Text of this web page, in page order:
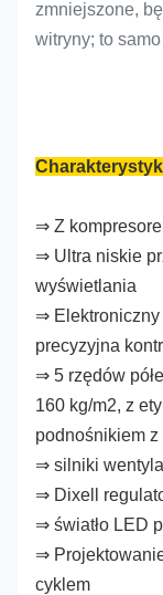
zmniejszone,
witryny; to
⇒ Z
⇒ Ultra niskie
wyświetlania
⇒ Elektroniczny
precyzyjna
⇒ 5 rzędów
160 kg/m2, z
podnośnikiem
⇒ silniki
⇒ Dixell
⇒ światło LED
⇒
cyklem